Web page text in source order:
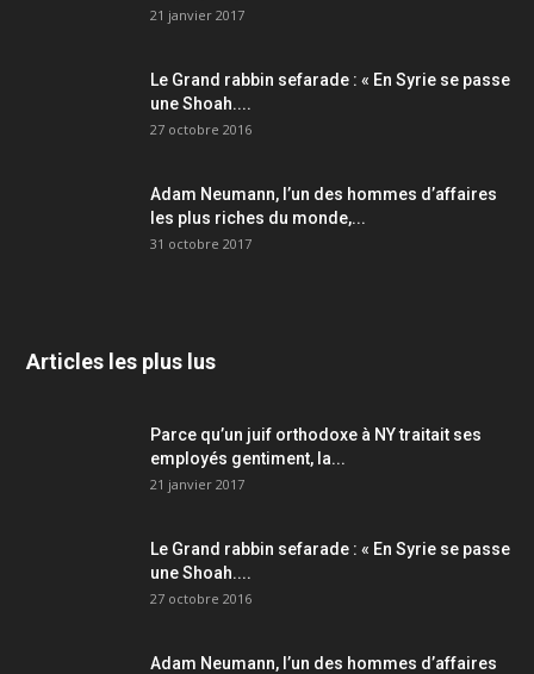
21 janvier 2017
Le Grand rabbin sefarade : « En Syrie se passe
une Shoah....
27 octobre 2016
Adam Neumann, l’un des hommes d’affaires
les plus riches du monde,...
31 octobre 2017
Articles les plus lus
Parce qu’un juif orthodoxe à NY traitait ses
employés gentiment, la...
21 janvier 2017
Le Grand rabbin sefarade : « En Syrie se passe
une Shoah....
27 octobre 2016
Adam Neumann, l’un des hommes d’affaires